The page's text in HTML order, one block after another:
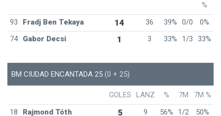
%
93
Fradj Ben Tekaya 14 36 39% 0/0
0%
74
Gabor Decsi 1 3 33% 1/3 33%
BM CIUDAD ENCANTADA 25 (0 + 25)
GOLES LANZ % 7M
7M %
18
Rajmond Tóth 5 9 56% 1/2 50%